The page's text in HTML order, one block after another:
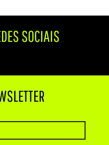
SOCIAIS